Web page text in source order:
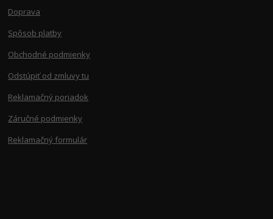
Doprava
Spôsob platby
Obchodné podmienky
Odstúpiť od zmluvy tu
Reklamačný poriadok
Záručné podmienky
Reklamačný formulár